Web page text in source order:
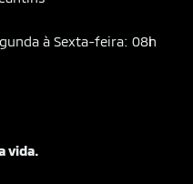
à Sexta-feira: 08h
vida.